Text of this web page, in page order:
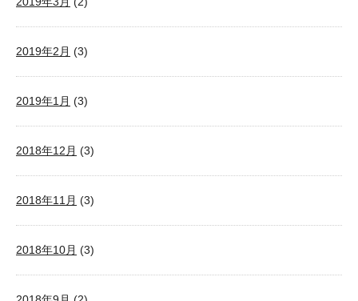
2019年2月 (3)
2019年1月 (3)
2018年12月 (3)
2018年11月 (3)
2018年10月 (3)